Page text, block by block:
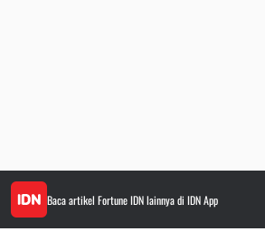
Baca artikel Fortune IDNlainnya di IDN App